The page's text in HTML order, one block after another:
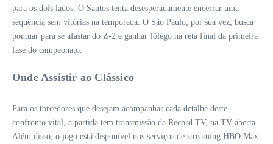
para os dois lados. O Santos tenta desesperadamente encerrar uma
sequência sem vitórias na temporada. O São Paulo, por sua vez, busca
pontuar para se afastar do Z-2 e ganhar fôlego na reta final da primeira
fase do campeonato.
Onde Assistir ao Clássico
Para os torcedores que desejam acompanhar cada detalhe deste
confronto vital, a partida tem transmissão da Record TV, na TV aberta.
Além disso, o jogo está disponível nos serviços de streaming HBO Max